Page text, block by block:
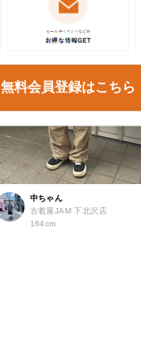
中ちゃん
古着屋JAM 下北沢店
164cm
無料会員登録はこちら